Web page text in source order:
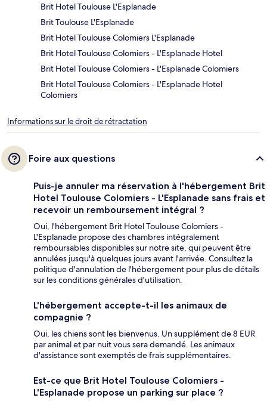
Brit Hotel Toulouse L'Esplanade
Brit Toulouse L'Esplanade
Brit Hotel Toulouse Colomiers L'Esplanade
Brit Hotel Toulouse Colomiers - L'Esplanade Hotel
Brit Hotel Toulouse Colomiers - L'Esplanade Colomiers
Brit Hotel Toulouse Colomiers - L'Esplanade Hotel
Colomiers
Informations sur le droit de rétractation
Foire aux questions
Puis-je annuler ma réservation à l'hébergement Brit
Hotel Toulouse Colomiers - L'Esplanade sans frais et
recevoir un remboursement intégral ?
Oui, l'hébergement Brit Hotel Toulouse Colomiers -
L'Esplanade propose des chambres intégralement
remboursables disponibles sur notre site, qui peuvent être
annulées jusqu'à quelques jours avant l'arrivée. Consultez la
politique d'annulation de l'hébergement pour plus de détails
sur les conditions générales d'utilisation.
L'hébergement accepte-t-il les animaux de
compagnie ?
Oui, les chiens sont les bienvenus. Un supplément de 8 EUR
par animal et par nuit vous sera demandé. Les animaux
d'assistance sont exemptés de frais supplémentaires.
Est-ce que Brit Hotel Toulouse Colomiers -
L'Esplanade propose un parking sur place ?